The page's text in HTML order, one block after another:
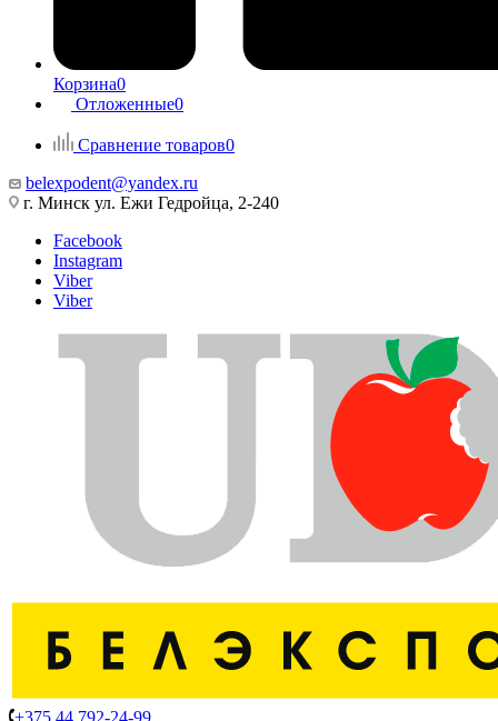
Корзина0
Отложенные0
Сравнение товаров0
belexpodent@yandex.ru
г. Минск ул. Ежи Гедройца, 2-240
Facebook
Instagram
Viber
Viber
+375 44 792-24-99